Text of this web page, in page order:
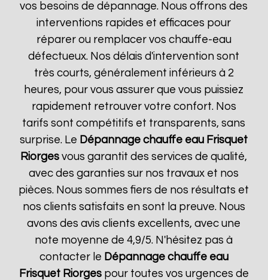
vos besoins de dépannage. Nous offrons des
interventions rapides et efficaces pour
réparer ou remplacer vos chauffe-eau
défectueux. Nos délais d'intervention sont
très courts, généralement inférieurs à 2
heures, pour vous assurer que vous puissiez
rapidement retrouver votre confort. Nos
tarifs sont compétitifs et transparents, sans
surprise. Le Dépannage chauffe eau Frisquet
Riorges vous garantit des services de qualité,
avec des garanties sur nos travaux et nos
pièces. Nous sommes fiers de nos résultats et
nos clients satisfaits en sont la preuve. Nous
avons des avis clients excellents, avec une
note moyenne de 4,9/5. N'hésitez pas à
contacter le Dépannage chauffe eau
Frisquet Riorgespour toutes vos urgences de